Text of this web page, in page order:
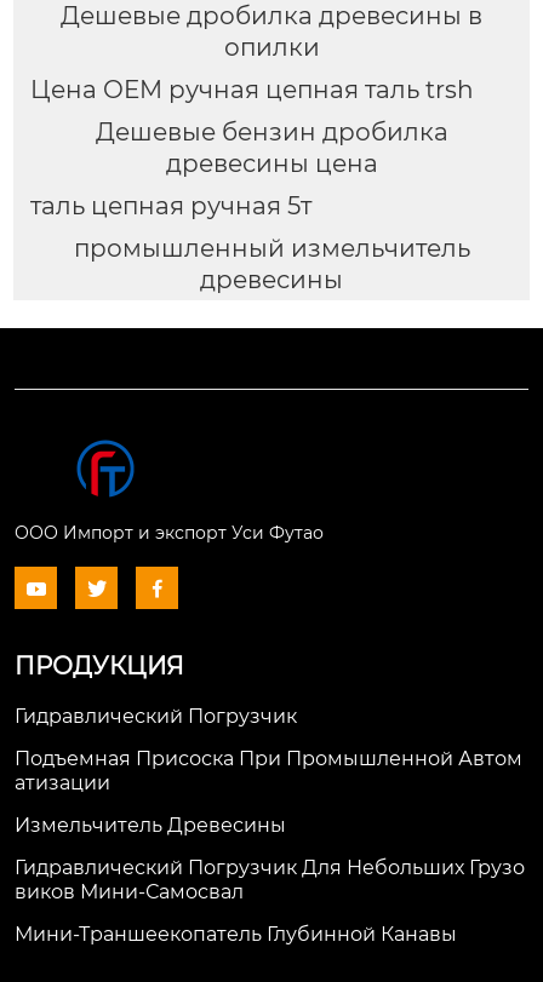
Дешевые дробилка древесины в
опилки
Цена OEM ручная цепная таль trsh
Дешевые бензин дробилка
древесины цена
таль цепная ручная 5т
промышленный измельчитель
древесины
ООО Импорт и экспорт Уси Футао
  
ПРОДУКЦИЯ
Гидравлический Погрузчик
Подъемная Присоска При Промышленной Автом
Атизации
Измельчитель Древесины
Гидравлический Погрузчик Для Небольших Грузо
Виков Мини-Самосвал
Мини-Траншеекопатель Глубинной Канавы